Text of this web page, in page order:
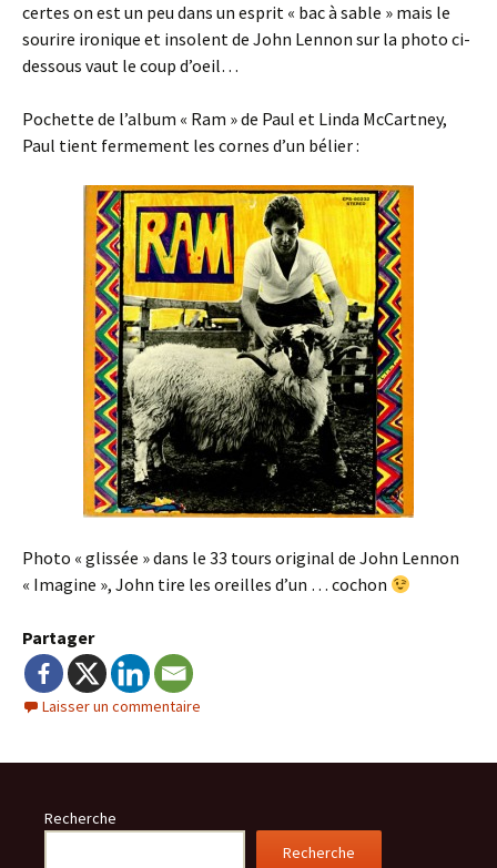
certes on est un peu dans un esprit « bac à sable » mais le
sourire ironique et insolent de John Lennon sur la photo ci-
dessous vaut le coup d’oeil…
Pochette de l’album « Ram » de Paul et Linda McCartney,
Paul tient fermement les cornes d’un bélier :
Photo « glissée » dans le 33 tours original de John Lennon
« Imagine », John tire les oreilles d’un … cochon
Partager
Laisser un commentaire
Recherche
Recherche